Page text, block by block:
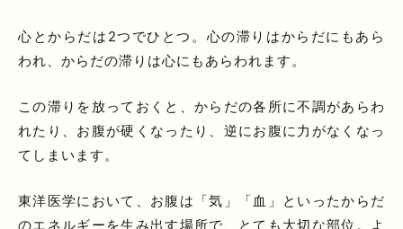
心とからだは2つでひとつ。心の滞りはからだにもあら
われ、からだの滞りは心にもあらわれます。
この滞りを放っておくと、からだの各所に不調があらわ
れたり、お腹が硬くなったり、逆にお腹に力がなくなっ
てしまいます。
東洋医学において、お腹は「気」「血」といったからだ
のエネルギーを生み出す場所で、とても大切な部位。よ